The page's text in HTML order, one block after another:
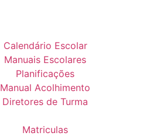
Calendário Escolar
Manuais Escolares
Planificações
Manual Acolhimento
Diretores de Turma
Matriculas